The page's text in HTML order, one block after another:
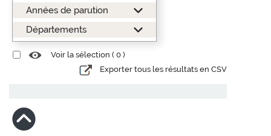
Années de parution
Départements
Voir la sélection ( 0 )
Exporter tous les résultats en CSV